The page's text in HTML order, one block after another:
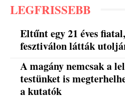
LEGFRISSEBB
Eltűnt egy 21 éves
fesztiválon látták
A magány nemcsak a
testünket is
a kutatók